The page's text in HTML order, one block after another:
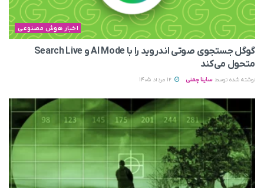
اخبار هوش مصنوعی
گوگل جستجوی صوتی اندروید را با AI Mode و Search Live
متحول می‌کند
نوشته شده توسط ساینا چمنی